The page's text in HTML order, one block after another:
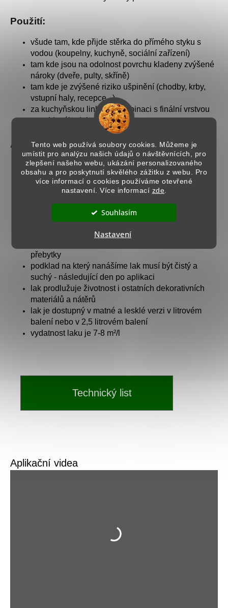
Tento web používá soubory cookies. Můžeme je
umístit pro analýzu našich údajů o návštěvnících, pro
zlepšení našeho webu, ukázání personalizovaného
obsahu a pro poskytnutí skvělého zážitku z webu. Pro
více informací o cookies používáme otevřené
nastavení. Více informací zde
Souhlasím
Nastavení
Použití:
všude tam, kde přijde stěrka do přímého styku s
vodou (koupelny, kuchyně, sociální zařízení)
tam kde jsou na odolnost povrchu kladeny zvýšené
nároky (dveře, pulty, skříně)
tam kde je zvýšené riziko ušpinění (chodby, krby,
vstupní haly, recepce...)
za kuchyňskou linku (v kombinaci s finální vrstvou
epoxidového laku Ipervetro)
Aplikace Lesklého laku Vetro Lucido:
při aplikaci na stěrky první vrstvu laku zředíme 30%
vody a druhou vrstvu již neředíme - pokud
aplikujeme na dekorativní nátěry nanášíme jednu
materiál nanášíme nejlépehoubou
můžete aplikovat i štětcem nebo válečkem
pokud lak aplikujeme houbou tak materiál
přebytky
podklad na který nanášíme lak musí být čistý a
suchý - následující den po aplikaci
lak prodlužuje životnost i ostatních dekorativních
materiálů a nátěrů
lak je dostupný v matné a lesklé verzi v litrovém
balení nebo v 2,5 litrovém balení
vydatnost laku je 7-8 m²/l
Technický list